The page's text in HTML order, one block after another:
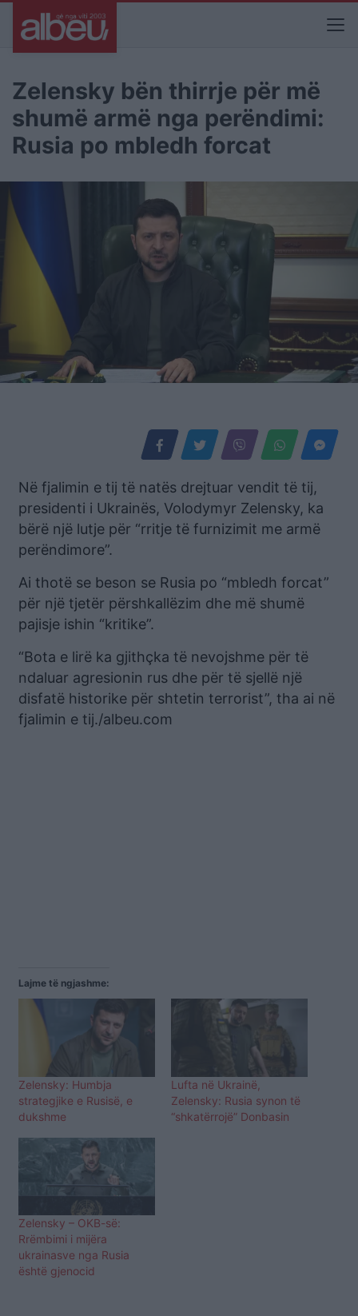
Zelensky bën thirrje për më
shumë armë nga perëndimi:
Rusia po mbledh forcat
Në fjalimin e tij të natës drejtuar vendit të tij,
presidenti i Ukrainës, Volodymyr Zelensky, ka
bërë një lutje për “rritje të furnizimit me armë
perëndimore”.
Ai thotë se beson se Rusia po “mbledh forcat”
për një tjetër përshkallëzim dhe më shumë
pajisje ishin “kritike”.
“Bota e lirë ka gjithçka të nevojshme për të
ndaluar agresionin rus dhe për të sjellë një
disfatë historike për shtetin terrorist”, tha ai në
fjalimin e tij./albeu.com
Lajme të ngjashme:
Zelensky: Humbja
strategjike e Rusisë, e
dukshme
Lufta në Ukrainë,
Zelensky: Rusia synon të
“shkatërrojë” Donbasin
Zelensky – OKB-së:
Rrëmbimi i mijëra
ukrainasve nga Rusia
është gjenocid